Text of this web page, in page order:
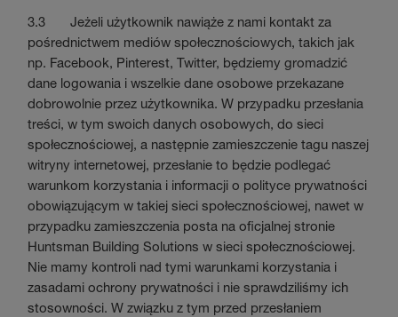
3.3 Jeżeli użytkownik nawiąże z nami kontakt za
pośrednictwem mediów społecznościowych, takich jak
np. Facebook, Pinterest, Twitter, będziemy gromadzić
dane logowania i wszelkie dane osobowe przekazane
dobrowolnie przez użytkownika. W przypadku przesłania
treści, w tym swoich danych osobowych, do sieci
społecznościowej, a następnie zamieszczenie tagu naszej
witryny internetowej, przesłanie to będzie podlegać
warunkom korzystania i informacji o polityce prywatności
obowiązującym w takiej sieci społecznościowej, nawet w
przypadku zamieszczenia posta na oficjalnej stronie
Huntsman Building Solutions w sieci społecznościowej.
Nie mamy kontroli nad tymi warunkami korzystania i
zasadami ochrony prywatności i nie sprawdziliśmy ich
stosowności. W związku z tym przed przesłaniem